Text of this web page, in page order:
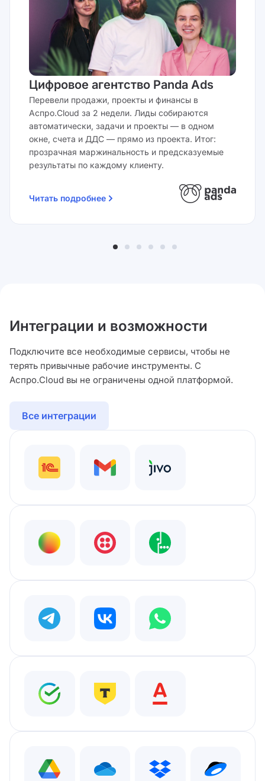
Цифровое агентство Panda Ads
Перевели продажи, проекты и финансы в
Аспро.Cloud за 2 недели. Лиды собираются
автоматически, задачи и проекты — в одном
окне, счета и ДДС — прямо из проекта. Итог:
прозрачная маржинальность и предсказуемые
результаты по каждому клиенту.
Читать подробнее
Интеграции и возможности
Подключите все необходимые сервисы, чтобы не
терять привычные рабочие инструменты. С
Аспро.Cloud вы не ограничены одной платформой.
Все интеграции